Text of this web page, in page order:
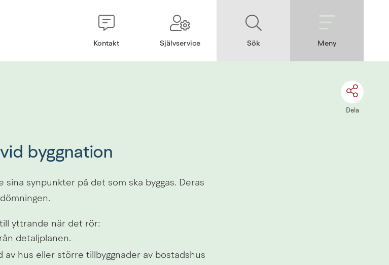
Kontakt Självservice Sök Meny
Dela
byggnation
sina synpunkter på det som ska byggas. Deras
yttrande när det rör:
detaljplanen.
av hus eller större tillbyggnader av bostadshus